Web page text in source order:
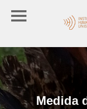
Medida